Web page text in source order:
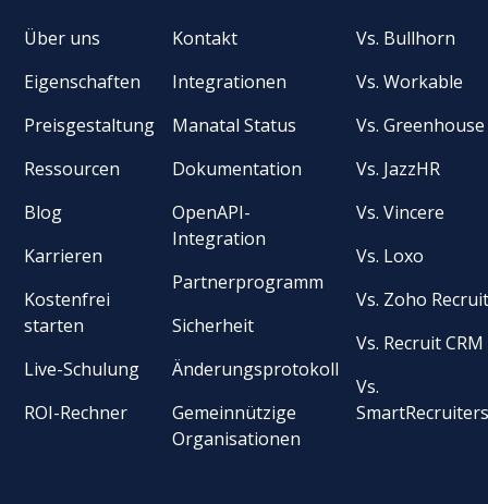
Über uns
Eigenschaften
Preisgestaltung
Ressourcen
Blog
Karrieren
Kostenfrei
starten
Live-Schulung
ROI-Rechner
Kontakt
Integrationen
Manatal Status
Dokumentation
OpenAPI-
Integration
Partnerprogramm
Sicherheit
Änderungsprotokoll
Gemeinnützige
Organisationen
Vs. Bullhorn
Vs. Workable
Vs. Greenhouse
Vs. JazzHR
Vs. Vincere
Vs. Loxo
Vs. Zoho
Vs. Recruit CRM
Vs.